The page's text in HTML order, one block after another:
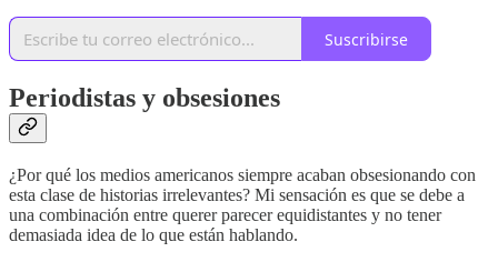
Suscribirse
Periodistas y obsesiones
¿Por qué los medios americanos siempre acaban obsesionando con
esta clase de historias irrelevantes? Mi sensación es que se debe a
una combinación entre querer parecer equidistantes y no tener
demasiada idea de lo que están hablando.